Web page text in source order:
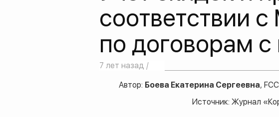
соответствии
по договорам
7 лет назад /
Автор: Боева Екатерина Сергеевна,
Источник: Журнал